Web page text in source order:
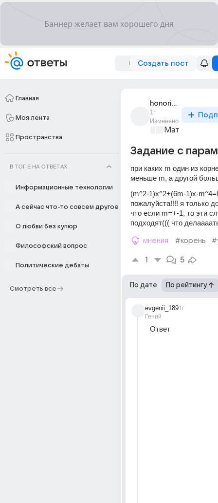
Создать пост
Главная
Моя лента
Пространства
В ТОПЕ НА ОТВЕТАХ
Информационные технологии
А сейчас что-то совсем другое
О любви без купюр
Философский вопрос
Политические дебаты
Смотреть все
honorific_2839
1г
Изменено
Математика
Задание с
при каких m один из
меньше m, а другой
(m^2-1)x^2+(6m-1)x-
пожалуйста!!!! я только
что если m=+-1, то эти
подходят((( что
мнения #корень
1 5
По дате По рейтингу
evgenii_189
Гений
1г
Ответ